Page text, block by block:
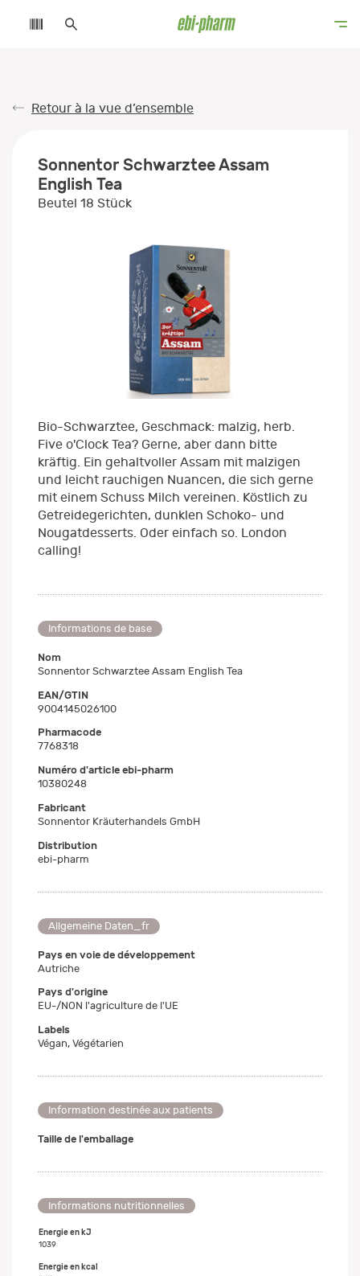
Retour à la vue d’ensemble
Sonnentor Schwarztee Assam
English Tea
Beutel 18 Stück
Bio-Schwarztee, Geschmack: malzig, herb.
Five o'Clock Tea? Gerne, aber dann bitte
kräftig. Ein gehaltvoller Assam mit malzigen
und leicht rauchigen Nuancen, die sich gerne
mit einem Schuss Milch vereinen. Köstlich zu
Getreidegerichten, dunklen Schoko- und
Nougatdesserts. Oder einfach so. London
calling!
Informations de base
Nom
Sonnentor Schwarztee Assam English Tea
EAN/GTIN
9004145026100
Pharmacode
7768318
Numéro d'article ebi-pharm
10380248
Fabricant
Sonnentor Kräuterhandels GmbH
Distribution
ebi-pharm
Allgemeine Daten_fr
Pays en voie de développement
Autriche
Pays d'origine
EU-/NON l'agriculture de l'UE
Labels
Végan, Végétarien
Information destinée aux patients
Taille de l'emballage
Informations nutritionnelles
Energie en kJ
1039
Energie en kcal